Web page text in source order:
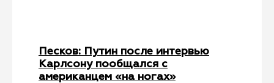
Песков: Путин после интервью
Карлсону пообщался с
американцем «на ногах»